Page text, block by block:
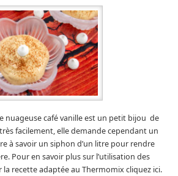
nuageuse café vanille est un petit bijou de
facilement, elle demande cependant un
à savoir un siphon d’un litre pour rendre
Pour en savoir plus sur l’utilisation des
la recette adaptée au Thermomix cliquez ici.